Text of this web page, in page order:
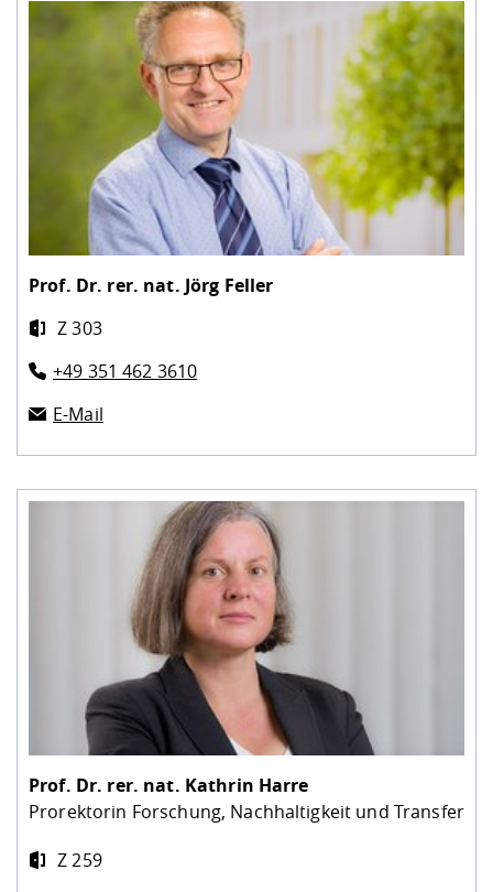
Prof. Dr. rer. nat. Jörg Feller
Z 303
+49 351 462 3610
E-Mail
Prof. Dr. rer. nat. Kathrin Harre
Prorektorin Forschung, Nachhaltigkeit und Transfer
Z 259